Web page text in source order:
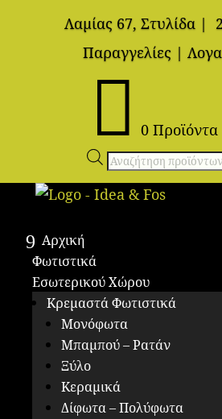
Λαμίας 67, Στυλίδα |
Παραγγελίες |
 0 Προϊόντα
Αναζήτηση
προϊόντων
Αρχική
Φωτιστικά
Εσωτερικού Χώρου
Κρεμαστά Φωτιστικά
Μονόφωτα
Μπαμπού – Ρατάν
Ξύλο
Κεραμικά
Δίφωτα – Πολύφωτα